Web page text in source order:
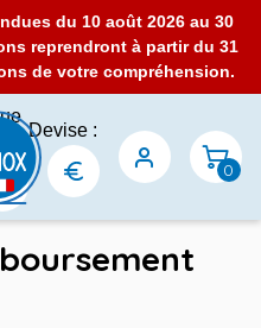
du 10 août 2026 au 30
reprendront à partir du 31
de votre compréhension.
Devise :
0